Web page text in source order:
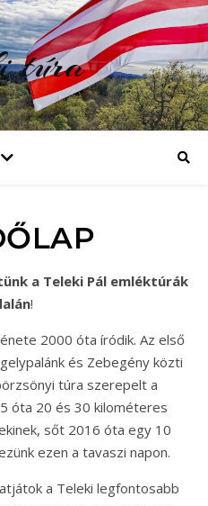
túra
!
2000 óta íródik. Az első
és Zebegény közti
túra szerepelt a
óta 20 és 30 kilométeres
sőt 2016 óta egy 10
ezen a tavaszi napon.
a Teleki legfontosabb